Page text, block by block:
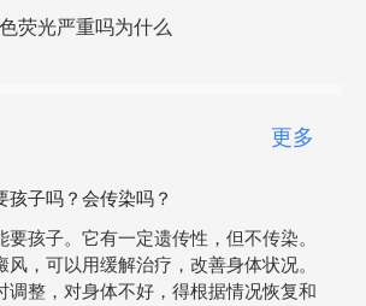
荧光严重吗为什么
更多
孩子吗？会传染吗？
要孩子。它有一定遗传性，但不传染。
风，可以用缓解治疗，改善身体状况。
调整，对身体不好，得根据情况恢复和